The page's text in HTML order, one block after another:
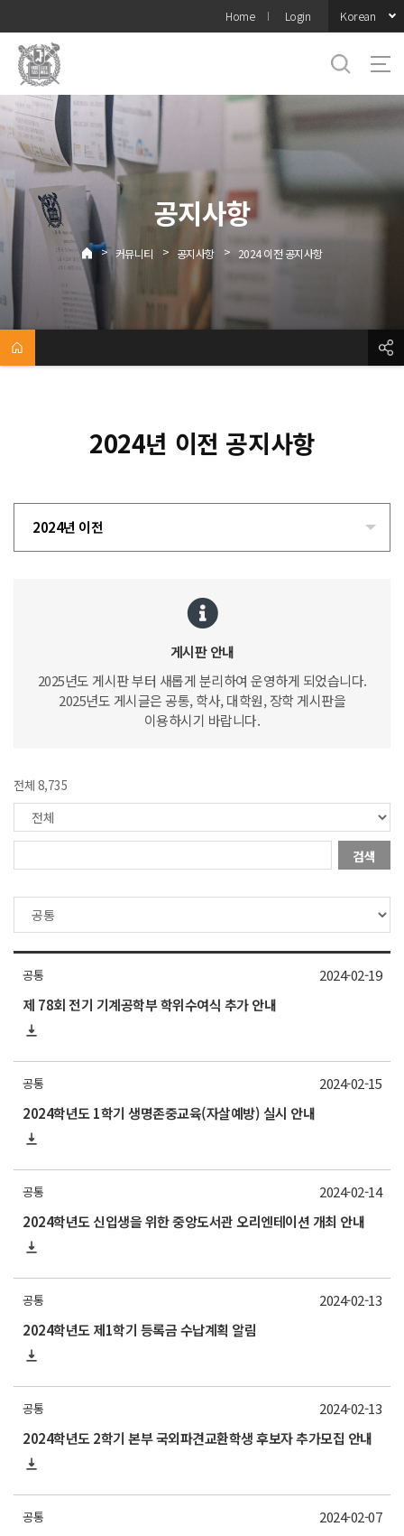
메뉴
Home Login Korean
공지사항
> 커뮤니티 > 공지사항 > 2024 이전 공지사항
2024년 이전 공지사항
2024년 이전
게시판 안내
2025년도 게시판 부터 새롭게 분리하여 운영하게 되었습니다.
2025년도 게시글은 공통, 학사, 대학원, 장학 게시판을
이용하시기 바랍니다.
전체 8,735
검색
공통
제 78회 전기 기계공학부 학위수여식 추가 안내
2024-02-19
공통
2024학년도 1학기 생명존중교육(자살예방) 실시 안내
2024-02-15
공통
2024학년도 신입생을 위한 중앙도서관 오리엔테이션 개최 안내
2024-02-14
공통
2024학년도 제1학기 등록금 수납계획 알림
2024-02-13
공통
2024학년도 2학기 본부 국외파견교환학생 후보자 추가모집 안내
2024-02-13
공통 2024-02-07